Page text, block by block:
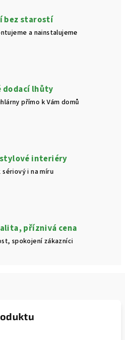
bez starostí
a nainstalujeme
dodací lhůty
přímo k Vám domů
interiéry
i na míru
příznivá cena
spokojení zákazníci